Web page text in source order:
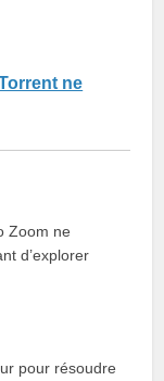
ne
Zoom ne
d’explorer
pour résoudre